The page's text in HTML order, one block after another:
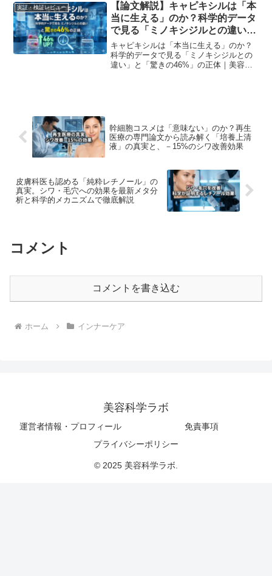
実証・検証レビュー
【論文解説】キャピキシルは「本
当に生える」のか？科学的データ
で見る「ミノキシジルとの違い」
と「驚きの46%」の正体
キャピキシルは「本当に生える」のか？
科学的データで見る「ミノキシジルとの
違い」と「驚きの46%」の正体｜美容科
幹細胞コスメは「意味ない」のか？再生
医療の専門論文から読み解く「培養上清
液」の真実と、－15%のシワ改善効果
皮膚科医も認める「純粋レチノール」の
真実。シワ・毛穴への効果を最新メタ分
析と科学的メカニズムで徹底解説
コメント
コメントを書き込む
ホーム インナーケア
美容科学ラボ
運営者情報・プロフィール
免責事項
プライバシーポリシー
© 2025 美容科学ラボ.